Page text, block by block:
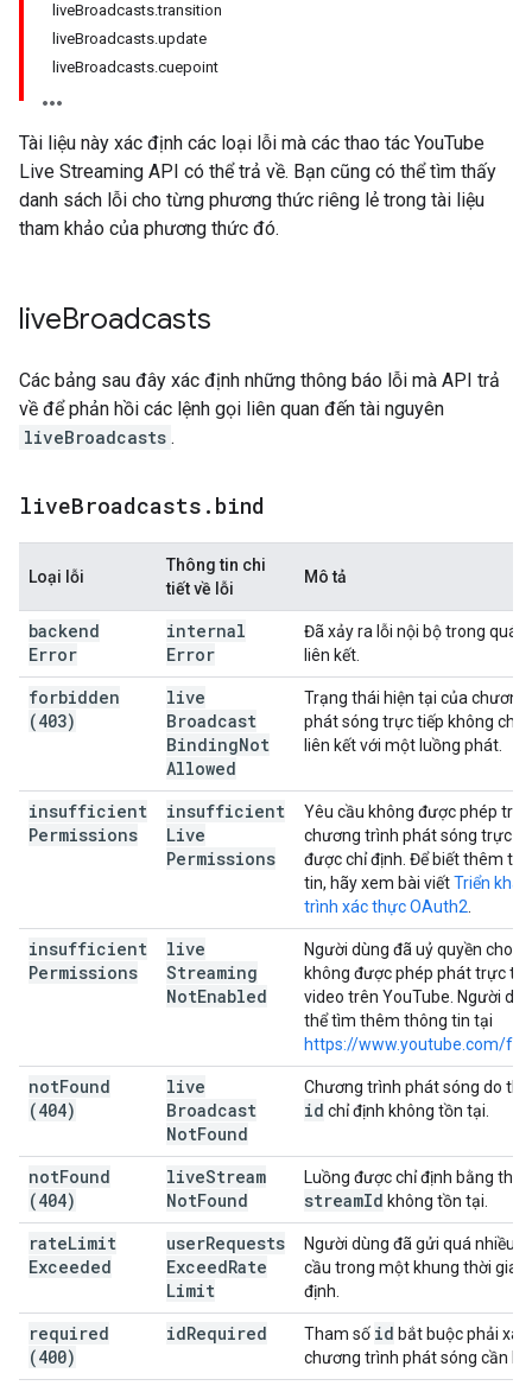
liveBroadcasts.transition
liveBroadcasts.update
liveBroadcasts.cuepoint
Tài liệu này xác định các loại lỗi mà các thao tác YouTube
Live Streaming API có thể trả về. Bạn cũng có thể tìm thấy
danh sách lỗi cho từng phương thức riêng lẻ trong tài liệu
tham khảo của phương thức đó.
liveBroadcasts
Các bảng sau đây xác định những thông báo lỗi mà API trả
về để phản hồi các lệnh gọi liên quan đến tài nguyên
liveBroadcasts .
liveBroadcasts . bind
Loại lỗi
Thông tin chi
tiết về lỗi
Mô tả
backend
Error
internal
Error
Đã xảy ra lỗi nội bộ trong quá
liên kết.
forbidden
(403)
live
Broadcast
BindingNot
Allowed
Trạng thái hiện tại của
phát sóng trực tiếp không cho
liên kết với một luồng phát.
insufficient
Permissions
insufficient
Live
Permissions
Yêu cầu không được phép
chương trình phát sóng trực
được chỉ định. Để biết thêm
tin, hãy xem bài viếtTriển khai
trình xác thực OAuth2
insufficient
Permissions
live
Streaming
NotEnabled
Người dùng đã uỷ quyền cho
không được phép phát trực
video trên YouTube. Người
thể tìm thêm thông tin tại
https://www.youtube.com/
notFound
(404)
live
Broadcast
NotFound
Chương trình phát sóng do
id chỉ định không tồn tại.
notFound
(404)
liveStream
NotFound
Luồng được chỉ định bằng
streamId không tồn tại.
rateLimit
Exceeded
userRequests
ExceedRate
Limit
Người dùng đã gửi quá nhiều
cầu trong một khung thời gian
định.
required
(400)
idRequired Tham số id bắt buộc phải
chương trình phát sóng cần